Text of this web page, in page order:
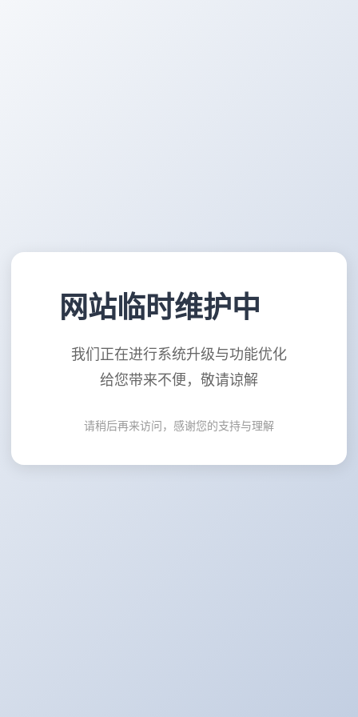
网站临时维护中
我们正在进行系统升级与功能优化
给您带来不便，敬请谅解
请稍后再来访问，感谢您的支持与理解